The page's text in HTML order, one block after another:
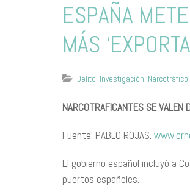
​E​SPAÑA
MÁS
Delito, Investigación, Narcotráfico,
NARCOTRAFICANTES SE VALEN
Fuente: PABLO ROJAS.
El gobierno español incluyó a
puertos españoles.